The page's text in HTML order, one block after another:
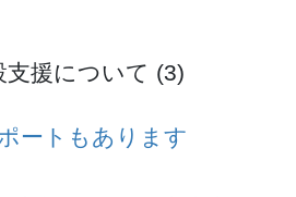
支援について (3)
ートもあります